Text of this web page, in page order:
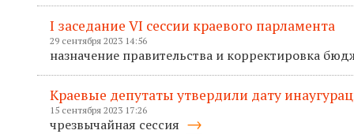
I заседание VI сессии краевого парламента
29 сентября 2023 14:56
назначение правительства и корректировка
Краевые депутаты утвердили дату
15 сентября 2023 17:26
чрезвычайная сессия